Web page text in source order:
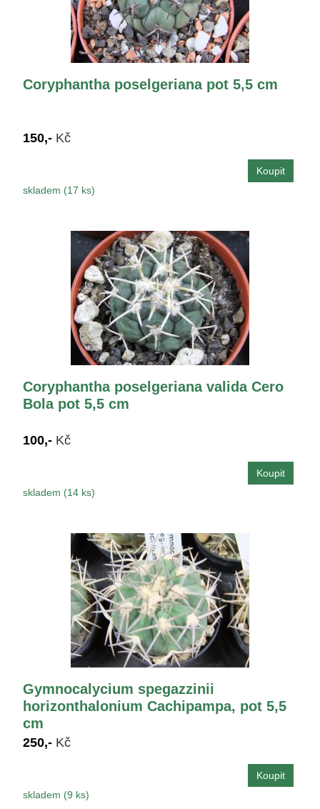
Coryphantha poselgeriana pot 5,5 cm
150,- Kč
skladem (17 ks)
Coryphantha poselgeriana valida Cero
Bola pot 5,5 cm
100,- Kč
skladem (14 ks)
Gymnocalycium spegazzinii
horizonthalonium Cachipampa, pot 5,5
cm
250,- Kč
skladem (9 ks)